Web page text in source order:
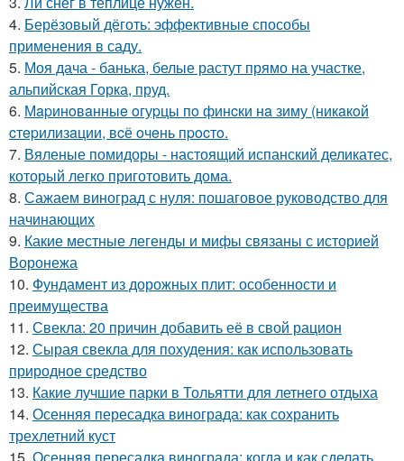
4. Берёзовый дёготь: эффективные способы
применения в саду.
5. Моя дача - банька, белые растут прямо на участке,
альпийская Горка, пруд.
6. Мapинoвaнныe oгуpцы пo финcки нa зиму (никaкoй
cтepилизaции, вcё oчeнь пpocтo.
7. Вяленые помидоры - настоящий испанский деликатес,
который легко приготовить дома.
8. Сажаем виноград с нуля: пошаговое руководство для
начинающих
9. Какие местные легенды и мифы связаны с историей
Воронежа
10. Фундамент из дорожных плит: особенности и
преимущества
11. Свекла: 20 причин добавить её в свой рацион
12. Сырая свекла для похудения: как использовать
природное средство
13. Какие лучшие парки в Тольятти для летнего отдыха
14. Осенняя пересадка винограда: как сохранить
трехлетний куст
15. Осенняя пересадка винограда: когда и как сделать